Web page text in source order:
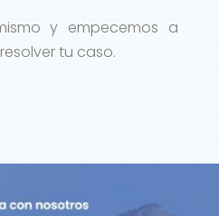
y empecemos a
tu caso.